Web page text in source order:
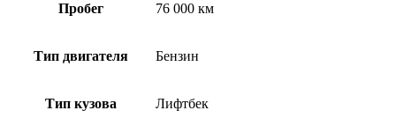
Пробег 76 000 км
Тип двигателя Бензин
Тип кузова Лифтбек